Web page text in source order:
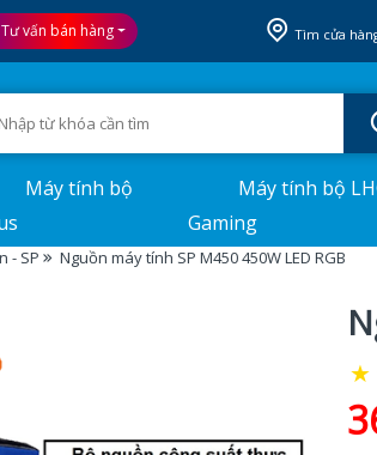
Tư vấn bán hàng Tìm cửa
Máy tính bộ
Máy tính bộ
Gaming
- SP Nguồn máy tính SP M450 450W LED RGB
★